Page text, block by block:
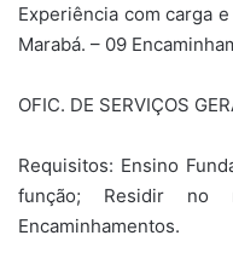
Experiência com carga
Marabá. – 09
OFIC. DE SERVIÇOS
Requisitos: Ensino
função; Residir no
Encaminhamentos.